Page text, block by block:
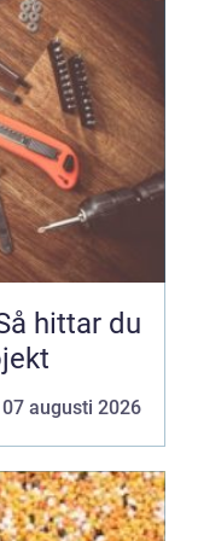
hittar du
07 augusti 2026